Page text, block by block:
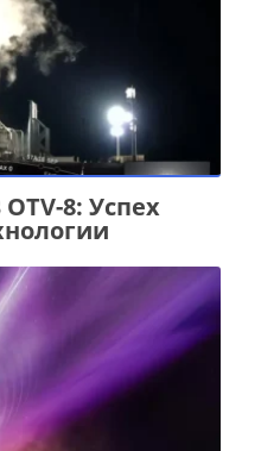
8: Успех